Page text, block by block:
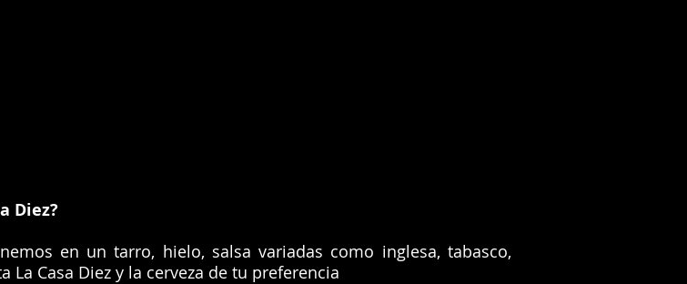
Diez?
en un tarro, hielo, salsa variadas como inglesa, tabasco,
Casa Diez y la cerveza de tu preferencia